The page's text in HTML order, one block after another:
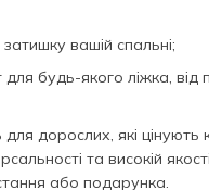
вашій спальні;
будь-якого ліжка, від
для дорослих, які цінують
та високій
або подарунка.